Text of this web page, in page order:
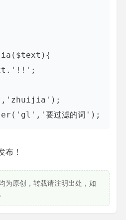
要过滤的词');
布！
为原创，转载请注明出处，如